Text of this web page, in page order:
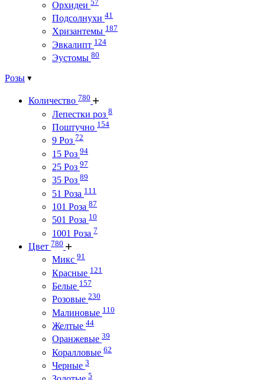
Орхидеи
Подсолнухи 41
Хризантемы 187
Эвкалипт 124
Эустомы 80
Розы
Количество 780
Лепестки роз 8
Поштучно 154
9 Роз 72
15 Роз 94
25 Роз 97
35 Роз 89
51 Роза 111
101 Роза 87
501 Роза 10
1001 Роза 7
Цвет 780
Микс 91
Красные 121
Белые 157
Розовые 230
Малиновые 110
Желтые 44
Оранжевые 39
Коралловые 62
Черные 3
5